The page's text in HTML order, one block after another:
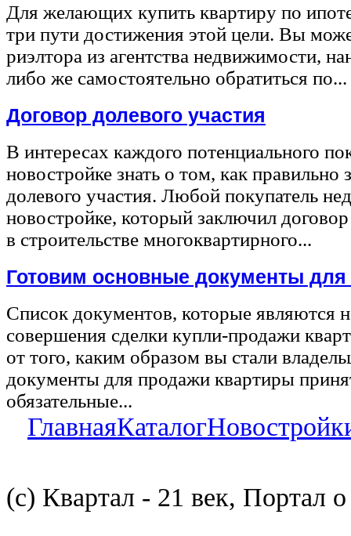
Для желающих купить квартиру по
три пути достижения этой цели. Вы
риэлтора из агентства недвижимости,
либо же самостоятельно обратиться по...
Договор долевого участия
В интересах каждого потенциального
новостройке знать о том, как правильно
долевого участия. Любой покупатель
новостройке, который заключил
в строительстве многоквартирного...
Готовим основные документы
Список документов, которые являются
совершения сделки купли-продажи
от того, каким образом вы стали
документы для продажи квартиры
обязательные...
ГлавнаяКаталог
(с) Квартал - 21 век, Портал